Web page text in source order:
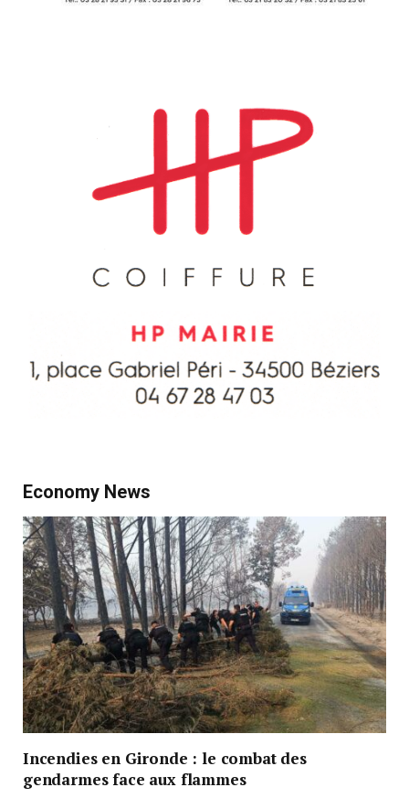
Economy News
Incendies en Gironde : le combat des
gendarmes face aux flammes